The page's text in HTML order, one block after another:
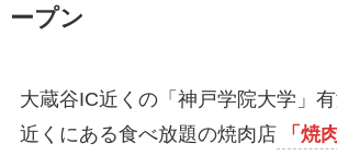
ープン
大蔵谷IC近くの「神戸学院大学」
近くにある食べ放題の焼肉店
「焼